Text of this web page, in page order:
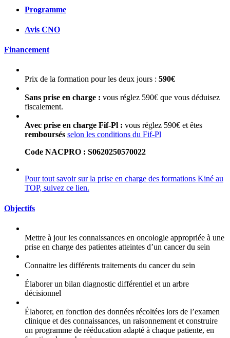
Programme
Avis CNO
Financement
Prix de la formation pour les deux jours : 590€
Sans prise en charge : vous réglez 590€ que vous déduisez
fiscalement.
Avec prise en charge Fif-Pl : vous réglez 590€ et êtes
remboursés selon les conditions du Fif-Pl
Code NACPRO : S0620250570022
Pour tout savoir sur la prise en charge des formations Kiné au
TOP, suivez ce lien.
Objectifs
Mettre à jour les connaissances en oncologie appropriée à une
prise en charge des patientes atteintes d’un cancer du sein
Connaitre les différents traitements du cancer du sein
Élaborer un bilan diagnostic différentiel et un arbre
décisionnel
Élaborer, en fonction des données récoltées lors de l’examen
clinique et des connaissances, un raisonnement et construire
un programme de rééducation adapté à chaque patiente, en